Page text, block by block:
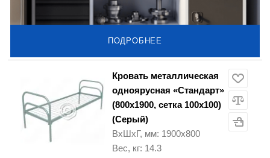
ПОДРОБНЕЕ
Кровать металлическая
одноярусная «Стандарт»
(800х1900, сетка 100х100)
(Серый)
ВхШхГ, мм: 1900х800
Вес, кг: 14.3